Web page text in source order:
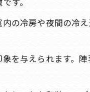
の冷房や夜間の冷
を与えられます。